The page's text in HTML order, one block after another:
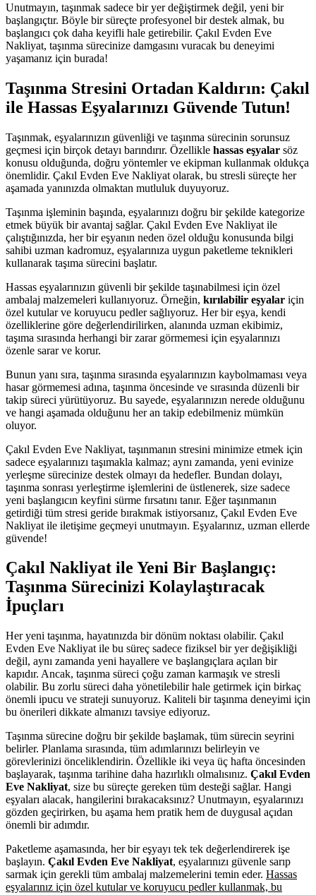
Unutmayın, taşınmak sadece bir yer değiştirmek değil, yeni bir
başlangıçtır. Böyle bir süreçte profesyonel bir destek almak, bu
başlangıcı çok daha keyifli hale getirebilir. Çakıl Evden Eve
Nakliyat, taşınma sürecinize damgasını vuracak bu deneyimi
yaşamanız için burada!
Taşınma Stresini Ortadan Kaldırın: Çakıl
ile Hassas Eşyalarınızı Güvende Tutun!
Taşınmak, eşyalarınızın güvenliği ve taşınma sürecinin sorunsuz
geçmesi için birçok detayı barındırır. Özellikle hassas eşyalar söz
konusu olduğunda, doğru yöntemler ve ekipman kullanmak oldukça
önemlidir. Çakıl Evden Eve Nakliyat olarak, bu stresli süreçte her
aşamada yanınızda olmaktan mutluluk duyuyoruz.
Taşınma işleminin başında, eşyalarınızı doğru bir şekilde kategorize
etmek büyük bir avantaj sağlar. Çakıl Evden Eve Nakliyat ile
çalıştığınızda, her bir eşyanın neden özel olduğu konusunda bilgi
sahibi uzman kadromuz, eşyalarınıza uygun paketleme teknikleri
kullanarak taşıma sürecini başlatır.
Hassas eşyalarınızın güvenli bir şekilde taşınabilmesi için özel
ambalaj malzemeleri kullanıyoruz. Örneğin, kırılabilir eşyalar için
özel kutular ve koruyucu pedler sağlıyoruz. Her bir eşya, kendi
özelliklerine göre değerlendirilirken, alanında uzman ekibimiz,
taşıma sırasında herhangi bir zarar görmemesi için eşyalarınızı
özenle sarar ve korur.
Bunun yanı sıra, taşınma sırasında eşyalarınızın kaybolmaması veya
hasar görmemesi adına, taşınma öncesinde ve sırasında düzenli bir
takip süreci yürütüyoruz. Bu sayede, eşyalarınızın nerede olduğunu
ve hangi aşamada olduğunu her an takip edebilmeniz mümkün
oluyor.
Çakıl Evden Eve Nakliyat, taşınmanın stresini minimize etmek için
sadece eşyalarınızı taşımakla kalmaz; aynı zamanda, yeni evinize
yerleşme sürecinize destek olmayı da hedefler. Bundan dolayı,
taşınma sonrası yerleştirme işlemlerini de üstlenerek, size sadece
yeni başlangıcın keyfini sürme fırsatını tanır. Eğer taşınmanın
getirdiği tüm stresi geride bırakmak istiyorsanız, Çakıl Evden Eve
Nakliyat ile iletişime geçmeyi unutmayın. Eşyalarınız, uzman ellerde
güvende!
Çakıl Nakliyat ile Yeni Bir Başlangıç:
Taşınma Sürecinizi Kolaylaştıracak
İpuçları
Her yeni taşınma, hayatınızda bir dönüm noktası olabilir. Çakıl
Evden Eve Nakliyat ile bu süreç sadece fiziksel bir yer değişikliği
değil, aynı zamanda yeni hayallere ve başlangıçlara açılan bir
kapıdır. Ancak, taşınma süreci çoğu zaman karmaşık ve stresli
olabilir. Bu zorlu süreci daha yönetilebilir hale getirmek için birkaç
önemli ipucu ve strateji sunuyoruz. Kaliteli bir taşınma deneyimi için
bu önerileri dikkate almanızı tavsiye ediyoruz.
Taşınma sürecine doğru bir şekilde başlamak, tüm sürecin seyrini
belirler. Planlama sırasında, tüm adımlarınızı belirleyin ve
görevlerinizi önceliklendirin. Özellikle iki veya üç hafta öncesinden
başlayarak, taşınma tarihine daha hazırlıklı olmalısınız. Çakıl Evden
Eve Nakliyat, size bu süreçte gereken tüm desteği sağlar. Hangi
eşyaları alacak, hangilerini bırakacaksınız? Unutmayın, eşyalarınızı
gözden geçirirken, bu aşama hem pratik hem de duygusal açıdan
önemli bir adımdır.
Paketleme aşamasında, her bir eşyayı tek tek değerlendirerek işe
başlayın. Çakıl Evden Eve Nakliyat, eşyalarınızı güvenle sarıp
sarmak için gerekli tüm ambalaj malzemelerini temin eder. Hassas
eşyalarınız için özel kutular ve koruyucu pedler kullanmak, bu